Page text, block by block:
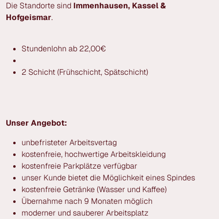
Die Standorte sind Immenhausen, Kassel &
Hofgeismar.
Stundenlohn ab 22,00€
2 Schicht (Frühschicht, Spätschicht)
Unser Angebot:
unbefristeter Arbeitsvertag
kostenfreie, hochwertige Arbeitskleidung
kostenfreie Parkplätze verfügbar
unser Kunde bietet die Möglichkeit eines Spindes
kostenfreie Getränke (Wasser und Kaffee)
Übernahme nach 9 Monaten möglich
moderner und sauberer Arbeitsplatz